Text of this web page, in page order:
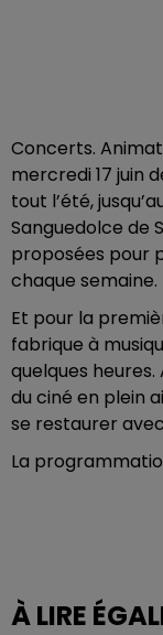
Concerts.
mercredi 17 juin
tout l’été,
Sanguedolce de
proposées pour
chaque semaine.
Et pour la
fabrique à
quelques heures.
du ciné en plein
se restaurer
La
À LIRE